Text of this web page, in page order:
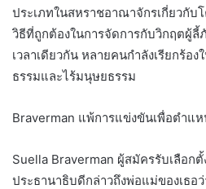
ประเภทในสหราชอาณาจักรเกี่ยวกับ
วิธีที่ถูกต้องในการจัดการกับวิกฤตผู้ลี้
เวลาเดียวกัน หลายคนกำลังเรียกร้อ
ธรรมและไร้มนุษยธรรม
Braverman แพ้การแข่งขันเพื่อตำแห
Suella Braverman ผู้สมัครรับเลือก
ประธานาธิบดีกล่าวถึงพ่อแม่ของเธอว่